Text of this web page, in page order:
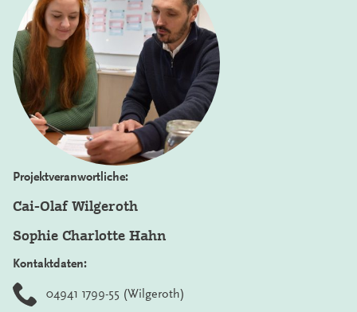
Projektveranwortliche:
Cai-Olaf Wilgeroth
Sophie Charlotte Hahn
Kontaktdaten:
04941 1799-55 (Wilgeroth)